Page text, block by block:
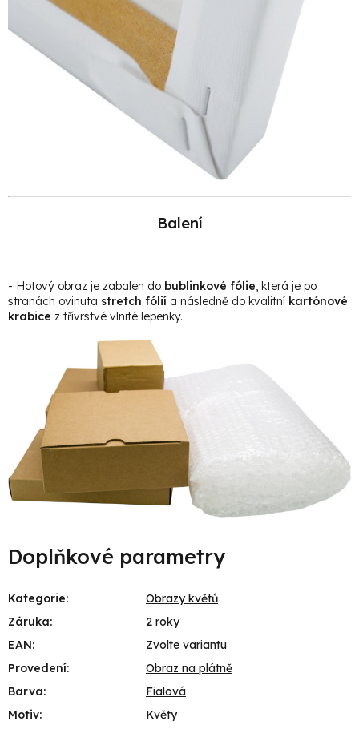
Balení
- Hotový obraz je zabalen do bublinkové fólie , která je po
stranách ovinuta stretch fólií a následně do kvalitní kartónové
krabice z třívrstvé vlnité lepenky.
Doplňkové parametry
Kategorie:
Obrazy květů
Záruka:
2 roky
EAN:
Zvolte variantu
Provedení:
Obraz na plátně
Barva:
Fialová
Motiv:
Květy